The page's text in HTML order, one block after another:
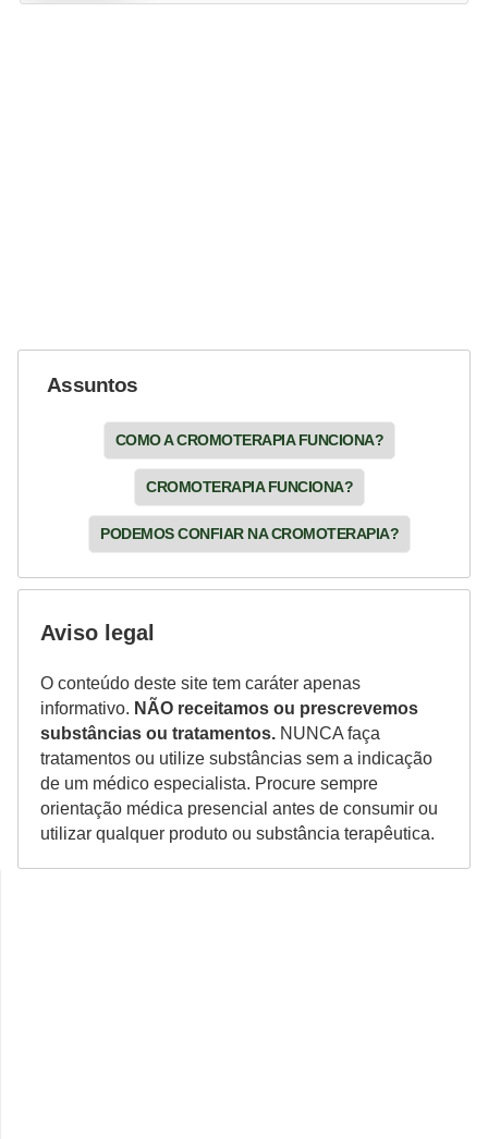
Assuntos
COMO A CROMOTERAPIA FUNCIONA?
CROMOTERAPIA FUNCIONA?
PODEMOS CONFIAR NA CROMOTERAPIA?
Aviso legal
O conteúdo deste site tem caráter apenas
informativo. NÃO receitamos ou prescrevemos
substâncias ou tratamentos. NUNCA faça
tratamentos ou utilize substâncias sem a indicação
de um médico especialista. Procure sempre
orientação médica presencial antes de consumir ou
utilizar qualquer produto ou substância terapêutica.